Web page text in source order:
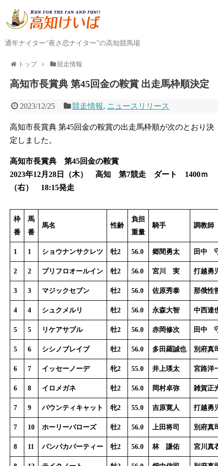
通年ナイター“夜さ恋ナイター”の高知競馬場
トップ 競走情報
高知市長賞典 第45回金の鞍賞 出走馬枠順決定
2023/12/25 競走情報, ニュースリリース
高知市長賞典 第45回金の鞍賞の出走馬枠順が次のとおり決
定しました。
高知市長賞典 第45回金の鞍賞
2023年12月28日（木） 高知 第7競走 ダート 1400ｍ
（右） 18:15発走
枠
番
馬
番
馬名 性齢
負担
重量
騎手 調教師
1 1 ショウナンサクレツ 牡2 56.0 郷間勇太 田中
2 2 プリフロオールイン 牡2 56.0 宮川 実 打越勇
3 3 マジックセブン 牡2 56.0 佐原秀泰 那俄性
4 4 シュクメルリ 牡2 56.0 永森大智 中西達
5 5 リケアサブル 牡2 56.0 赤岡修次 田中
5 6 シシノブレイブ 牡2 56.0 多田羅誠也 別府真
6 7 イッセーノーデ 牝2 55.0 井上瑛太 宮路洋
6 8 イロメガネ 牡2 56.0 岡村卓弥 雑賀正
7 9 バウンティキャット 牝2 55.0 吉原寛人 打越勇
7 10 ホーリーバローズ 牡2 56.0 上田将司 別府真
8 11 パンパカパーティー 牡2 56.0 林 謙佑 宮川真